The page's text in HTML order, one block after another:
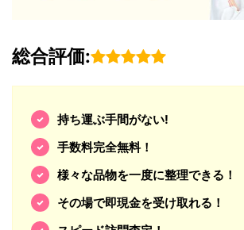
総合評価:
持ち運ぶ手間がない!
手数料完全無料！
様々な品物を一度に整理できる！
その場で即現金を受け取れる！